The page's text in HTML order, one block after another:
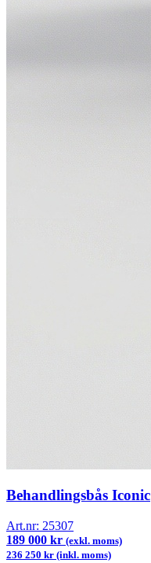
Behandlingsbås Iconic
Art.nr: 25307
189 000 kr (exkl. moms)
236 250 kr (inkl. moms)